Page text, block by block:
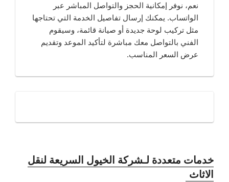
نعم، نوفر إمكانية الحجز والتواصل المباشر عبر
الواتساب. يمكنك إرسال تفاصيل الخدمة التي تحتاجها
مثل تركيب لوحة جديدة أو صيانة قائمة، وسيقوم
الفني بالتواصل معك مباشرة لتأكيد الموعد وتقديم
عرض السعر المناسب.
خدمات متعددة لـشركة الخيول السريعة لنقل
الاثاث